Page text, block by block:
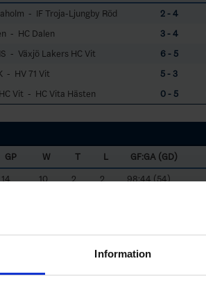
Information
- IF Troja-Ljungby Röd 2 - 4
- HC Dalen 3 - 4
- Växjö Lakers HC Vit 6 - 5
- HV 71 Vit 5 - 3
Vit - HC Vita Hästen 0 - 5
GP W T L GF:GA (GD)
14 10 2 2 98:44 (54)
14 5 3 6 68:58 (10)
7 53:75 (-22)